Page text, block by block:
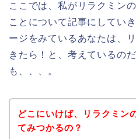
ここでは、私がリラクミン
ことについて記事にしてい
ージをみているあなたは、
きたら！と、考えているの
も、、、。
どこにいけば、リラクミン
てみつかるの？